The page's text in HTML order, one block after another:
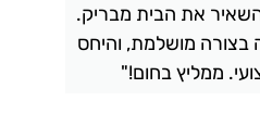
את הבית מבריק.
בצורה מושלמת, והיחס
ממליץ בחום!"